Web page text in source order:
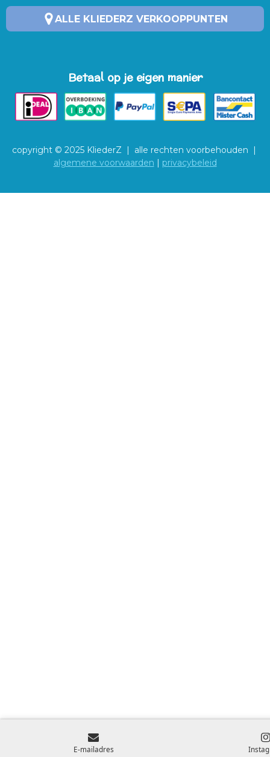
ALLE KLIEDERZ VERKOOPPUNTEN
Betaal op je eigen manier
copyright © 2025 KliederZ | alle rechten voorbehouden |
algemene voorwaarden | privacybeleid
E-mailadres